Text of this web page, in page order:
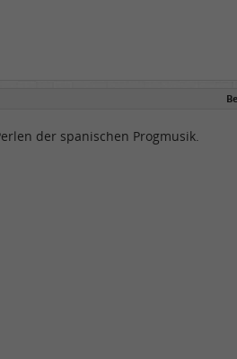
der spanischen Progmusik.